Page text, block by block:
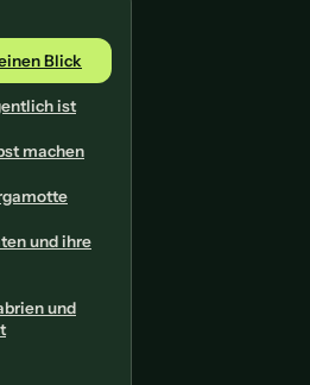
Blick
ist
machen
und ihre
und